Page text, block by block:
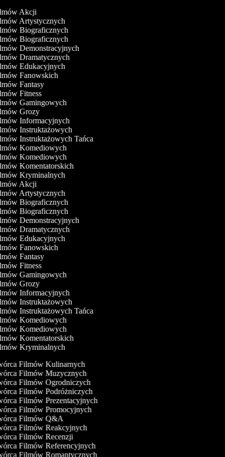
Akcji
Artystycznych
Biograficznych
Biograficznych
Demonstracyjnych
Dramatycznych
Edukacyjnych
Fanowskich
Fantasy
Fitness
Gamingowych
Grozy
Informacyjnych
Instruktażowych
Instruktażowych Tańca
Komediowych
Komediowych
Komentatorskich
Kryminalnych
Akcji
Artystycznych
Biograficznych
Biograficznych
Demonstracyjnych
Dramatycznych
Edukacyjnych
Fanowskich
Fantasy
Fitness
Gamingowych
Grozy
Informacyjnych
Instruktażowych
Instruktażowych Tańca
Komediowych
Komediowych
Komentatorskich
Kryminalnych
Filmów Kulinarnych
Filmów Muzycznych
Filmów Ogrodniczych
Filmów Podróżniczych
Filmów Prezentacyjnych
Filmów Promocyjnych
Filmów Q&A
Filmów Reakcyjnych
Filmów Recenzji
Filmów Referencyjnych
Filmów Romantycznych